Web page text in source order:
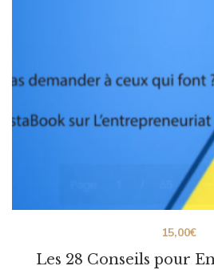
Les 28 Conseils pour
15,00€